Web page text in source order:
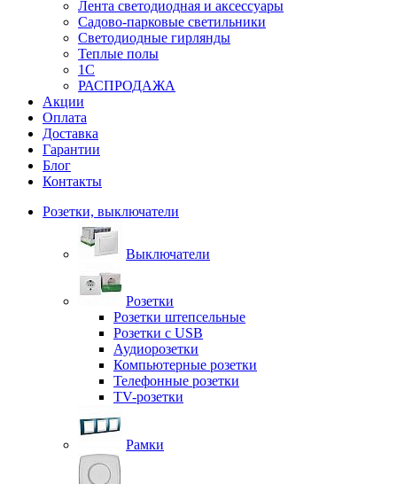
Лента светодиодная и аксессуары
Садово-парковые светильники
Светодиодные гирлянды
Теплые полы
1С
РАСПРОДАЖА
Акции
Оплата
Доставка
Гарантии
Блог
Контакты
Розетки, выключатели
Выключатели
Розетки
Розетки штепсельные
Розетки с USB
Аудиорозетки
Компьютерные розетки
Телефонные розетки
TV-розетки
Рамки